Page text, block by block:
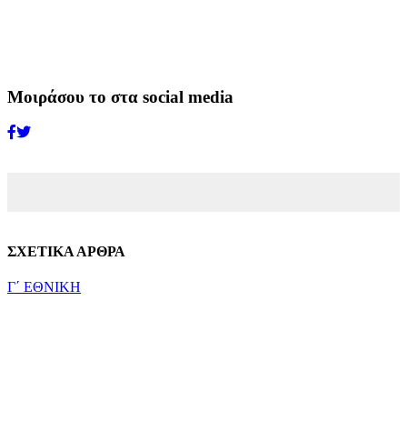
Μοιράσου το στα social media
ΣΧΕΤΙΚΑ ΑΡΘΡΑ
Γ΄ ΕΘΝΙΚΗ